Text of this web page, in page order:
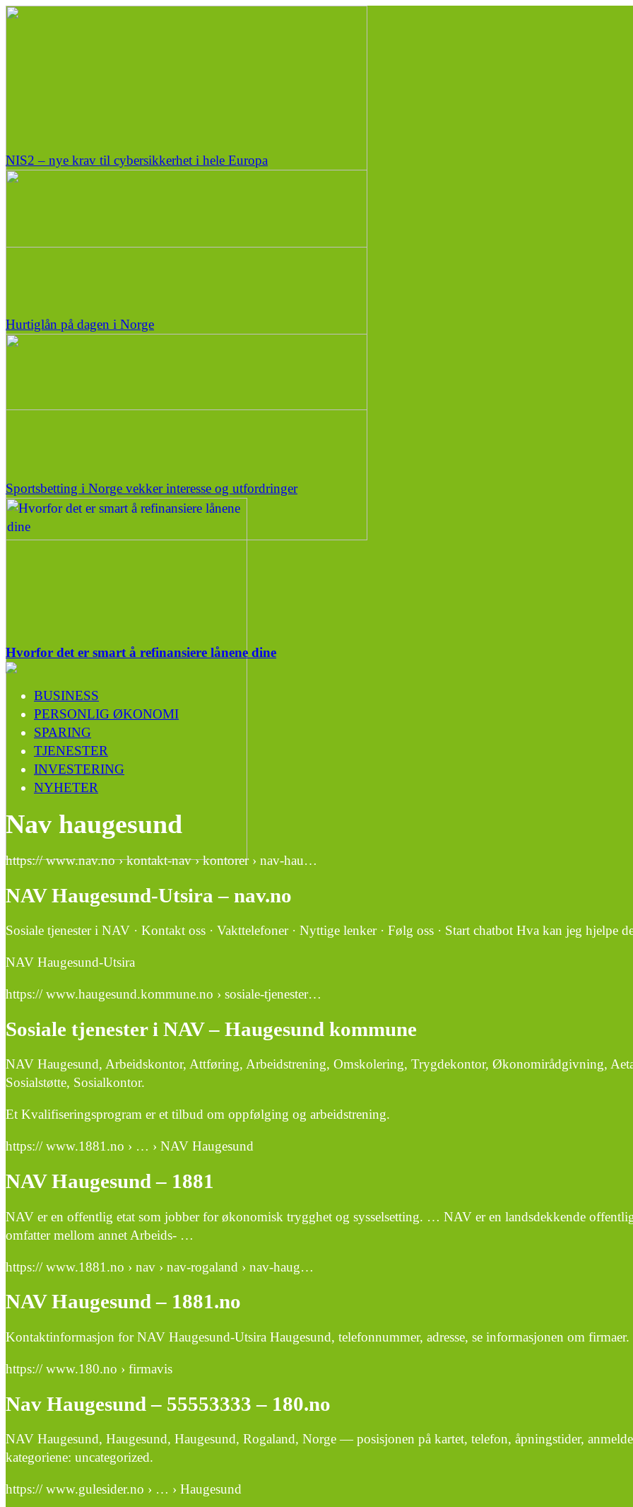
NIS2 – nye krav til cybersikkerhet i hele Europa
Hurtiglån på dagen i Norge
Sportsbetting i Norge vekker interesse og utfordringer
Hvorfor det er smart å refinansiere lånene dine
BUSINESS
PERSONLIG ØKONOMI
SPARING
TJENESTER
INVESTERING
NYHETER
Nav haugesund
https:// www.nav.no › kontakt-nav › kontorer › nav-hau…
NAV Haugesund-Utsira – nav.no
Sosiale tjenester i NAV · Kontakt oss · Vakttelefoner · Nyttige lenker · Følg oss · Start chatbot Hva kan jeg hjelpe
NAV Haugesund-Utsira
https:// www.haugesund.kommune.no › sosiale-tjenester…
Sosiale tjenester i NAV – Haugesund kommune
NAV Haugesund, Arbeidskontor, Attføring, Arbeidstrening, Omskolering, Trygdekontor, Økonomirådgivning,
Sosialstøtte, Sosialkontor.
Et Kvalifiseringsprogram er et tilbud om oppfølging og arbeidstrening.
https:// www.1881.no › … › NAV Haugesund
NAV Haugesund – 1881
NAV er en offentlig etat som jobber for økonomisk trygghet og sysselsetting. … NAV er en landsdekkende
omfatter mellom annet Arbeids- …
https:// www.1881.no › nav › nav-rogaland › nav-haug…
NAV Haugesund – 1881.no
Kontaktinformasjon for NAV Haugesund-Utsira Haugesund, telefonnummer, adresse, se informasjonen om firmaer.
https:// www.180.no › firmavis
Nav Haugesund – 55553333 – 180.no
NAV Haugesund, Haugesund, Haugesund, Rogaland, Norge — posisjonen på kartet, telefon, åpningstider,
kategoriene: uncategorized.
https:// www.gulesider.no › … › Haugesund